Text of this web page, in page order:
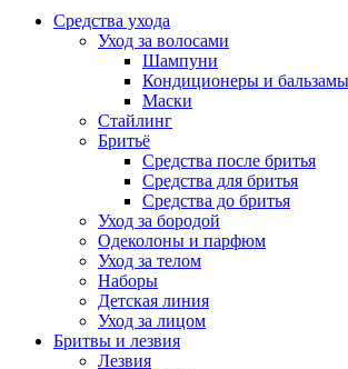
Средства ухода
Уход за волосами
Шампуни
Кондиционеры и бальзамы
Маски
Стайлинг
Бритьё
Средства после бритья
Средства для бритья
Средства до бритья
Уход за бородой
Одеколоны и парфюм
Уход за телом
Наборы
Детская линия
Уход за лицом
Бритвы и лезвия
Лезвия